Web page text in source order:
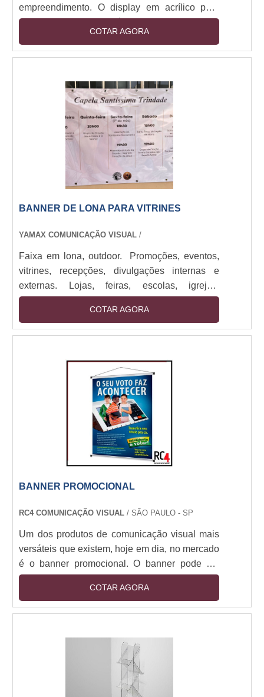
empreendimento. O display em acrílico para
elevador mais comum é o do tipo “porta folha”.
As utilizações também são diversas, que o
possibilita ser aproveitado para a indicação de
condomínio e outros, bem como para algum tipo
de propaganda, podendo ser utilizado em
elevadores de ambientes corporativos e
residenciais.Co....
COTAR AGORA
BANNER DE LONA PARA VITRINES
YAMAX COMUNICAÇÃO VISUAL /
Faixa em lona, outdoor. Promoções, eventos,
vitrines, recepções, divulgações internas e
externas. Lojas, feiras, escolas, igrejas,
empresas de todos os portes. Impressos em
lona de até 1,60M com bastões e cordão.
Impressão digital em alta resolução. Sendo
recepções, divulgações internas e externas.
Alta durabilidade, visual impactante, fácil
instalação. Cores vivas, prazo ágil, acabamento
reforçado para maior resistência.
COTAR AGORA
BANNER PROMOCIONAL
RC4 COMUNICAÇÃO VISUAL / SÃO PAULO - SP
Um dos produtos de comunicação visual mais
versáteis que existem, hoje em dia, no mercado
é o banner promocional. O banner pode ser
encontrado em diversos tamanhos e pode ser
utilizado em diversas ocasiões, por exemplo:
Apresentações de faculdade, Para comunicar
corporativos.As utilidades dos banners Como
são fabricados em material resistente,
geralmente em lonas, os banners podem ser
utilizados em ambientes....
COTAR AGORA